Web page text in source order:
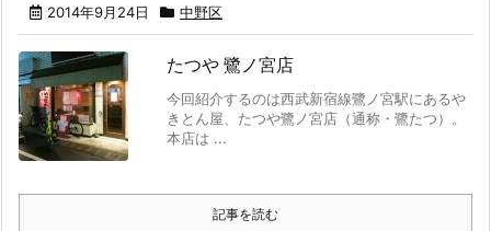
2014年9月24日 中野区
たつや 鷺ノ宮店
今回紹介するのは西武新宿線鷺ノ宮駅にあるや
きとん屋、たつや鷺ノ宮店（通称・鷺たつ）。
本店は ...
記事を読む